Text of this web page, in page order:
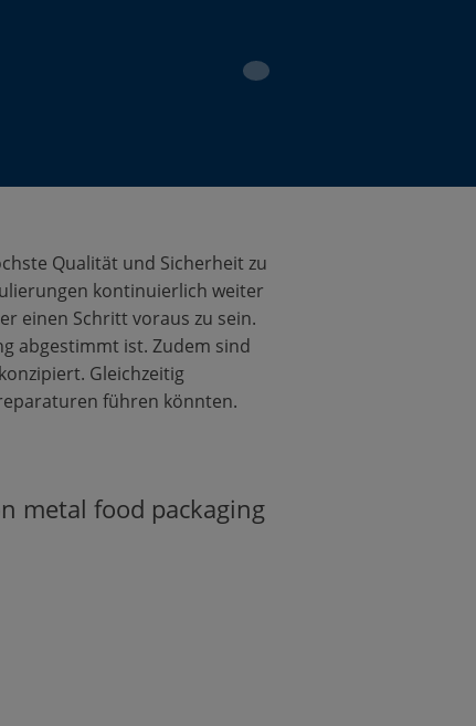
Qualität und Sicherheit zu
kontinuierlich weiter
einen Schritt voraus zu sein.
abgestimmt ist. Zudem sind
Gleichzeitig
führen könnten.